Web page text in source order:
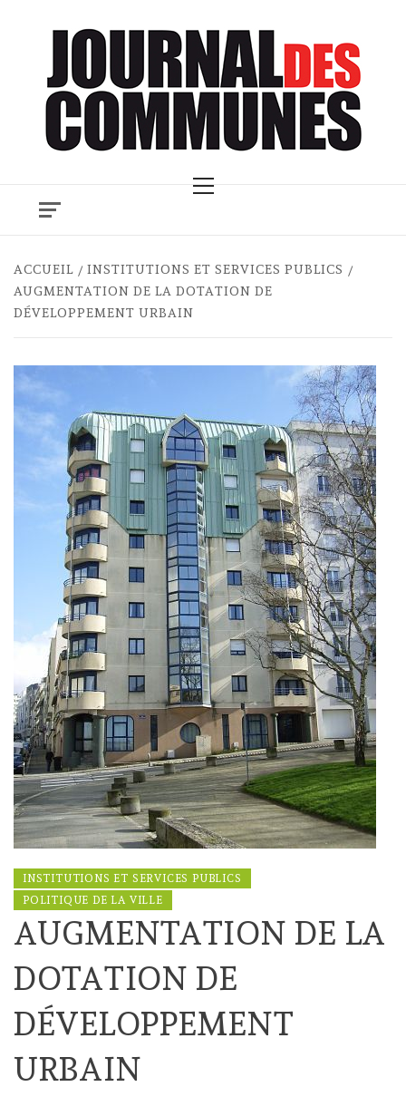
Menu
ACCUEIL
INSTITUTIONS ET SERVICES PUBLICS
AUGMENTATION DE LA DOTATION DE
DÉVELOPPEMENT URBAIN
INSTITUTIONS ET SERVICES PUBLICS
POLITIQUE DE LA VILLE
AUGMENTATION DE LA
DOTATION DE
DÉVELOPPEMENT
URBAIN